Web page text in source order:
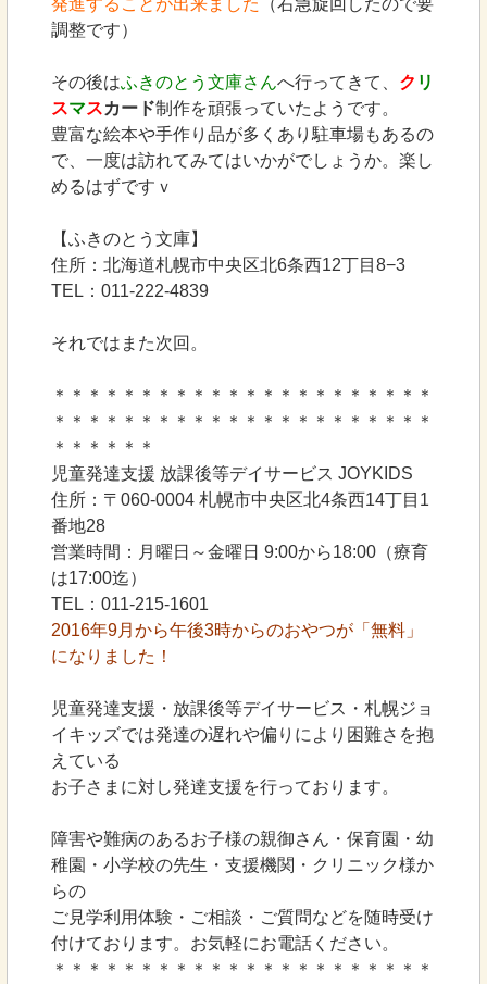
調整です）
その後はふきのとう文庫さんへ行ってきて、 ク リ
スマスカード制作を頑張っていたようです。
豊富な絵本や手作り品が多くあり駐車場もあるの
で、一度は訪れてみてはいかがでしょうか。楽し
めるはずですｖ
【ふきのとう文庫】
住所：北海道札幌市中央区北6条西12丁目8−3
TEL：011-222-4839
それではまた次回。
＊＊＊＊＊＊＊＊＊＊＊＊＊＊＊＊＊＊＊＊＊＊
＊＊＊＊＊＊＊＊＊＊＊＊＊＊＊＊＊＊＊＊＊＊
＊＊＊＊＊＊
児童発達支援 放課後等デイサービス JOYKIDS
住所：〒060-0004 札幌市中央区北4条西14丁目1
番地28
営業時間：月曜日～金曜日 9:00から18:00（療育
は17:00迄）
TEL：011-215-1601
2016年9月から午後3時からのおやつが「無料」
になりました！
児童発達支援・放課後等デイサービス・札幌ジョ
イキッズでは発達の遅れや偏りにより困難さを抱
えている
お子さまに対し発達支援を行っております。
障害や難病のあるお子様の親御さん・保育園・幼
稚園・小学校の先生・支援機関・クリニック様か
らの
ご見学利用体験・ご相談・ご質問などを随時受け
付けております。お気軽にお電話ください。
＊＊＊＊＊＊＊＊＊＊＊＊＊＊＊＊＊＊＊＊＊＊